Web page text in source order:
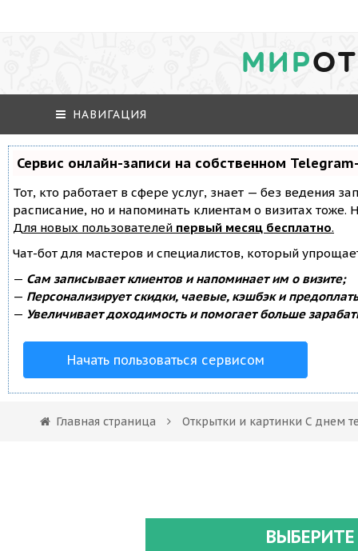
МИР
НАВИГАЦИЯ
Сервис онлайн-записи на собственном
Тот, кто работает в сфере услуг, знает — без ведения
расписание, но и напоминать клиентам о визитах
Для новых пользователей первый месяц бесплатно.
Чат-бот для мастеров и специалистов, который
— Сам записывает клиентов и напоминает им о визите;
— Персонализирует скидки, чаевые, кэшбэк и
— Увеличивает доходимость и помогает больше
Начать пользоваться сервисом
Главная страница Открытки и картинки С днем